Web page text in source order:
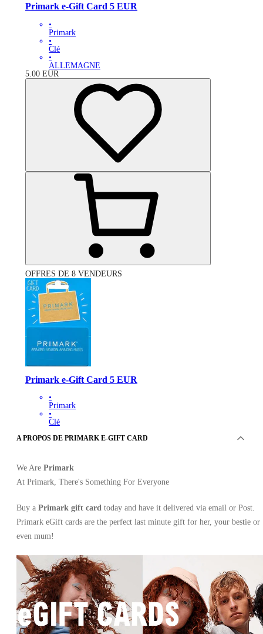
Primark e-Gift Card 5 EUR
•
Primark
•
Clé
•
ALLEMAGNE
5.00 EUR
OFFRES DE 8 VENDEURS
Primark e-Gift Card 5 EUR
•
Primark
•
Clé
ITALIE
A PROPOS DE PRIMARK E-GIFT CARD
We Are Primark
At Primark, There's Something For Everyone
Buy a Primark gift card today and have it delivered via email or Post.
Primark eGift cards are the perfect last minute gift for her, your bestie or
even mum!